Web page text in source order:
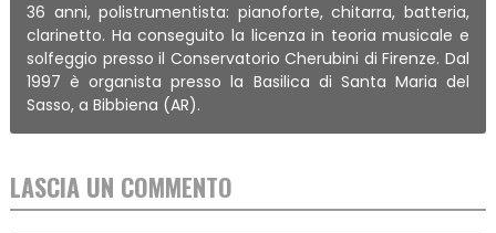
36 anni, polistrumentista: pianoforte, chitarra, batteria,
clarinetto. Ha conseguito la licenza in teoria musicale e
solfeggio presso il Conservatorio Cherubini di Firenze. Dal
1997 è organista presso la Basilica di Santa Maria del
Sasso, a Bibbiena (AR).
LASCIA UN COMMENTO